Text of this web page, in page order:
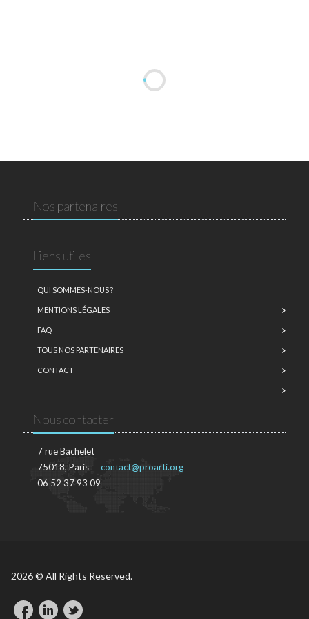
Nos partenaires
Liens utiles
QUI SOMMES-NOUS ?
MENTIONS LÉGALES
FAQ
TOUS NOS PARTENAIRES
CONTACT
Nous contacter
7 rue Bachelet
75018, Paris
06 52 37 93 09
contact@proarti.org
2026 © All Rights Reserved.